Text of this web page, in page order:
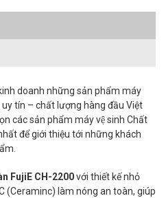
doanh những sản phẩm máy
tín – chất lượng hàng đầu Việt
các sản phẩm máy vệ sinh Chất
để giới thiệu tới những khách
FujiE CH-2200với thiết kế nhỏ
(Ceraminc) làm nóng an toàn, giúp